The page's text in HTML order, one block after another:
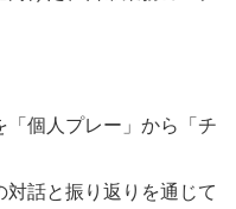
個人プレー」から「チ
話と振り返りを通じて